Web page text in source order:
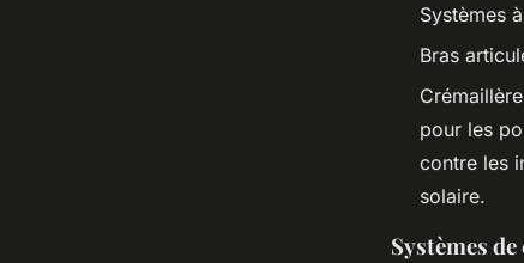
Systèmes
Bras
pour les
contre les
solaire.
Systèmes